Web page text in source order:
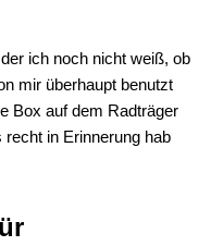
ich noch nicht weiß, ob
mir überhaupt benutzt
Box auf dem Radträger
in Erinnerung hab